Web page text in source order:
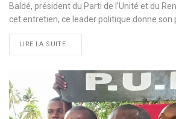
Baldé, président du Parti de l’Unité et du
cet entretien, ce leader politique donne son
LIRE LA SUITE...